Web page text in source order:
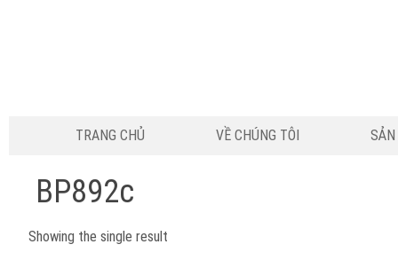
TRANG CHỦ VỀ CHÚNG TÔI
BP892c
Showing the single result